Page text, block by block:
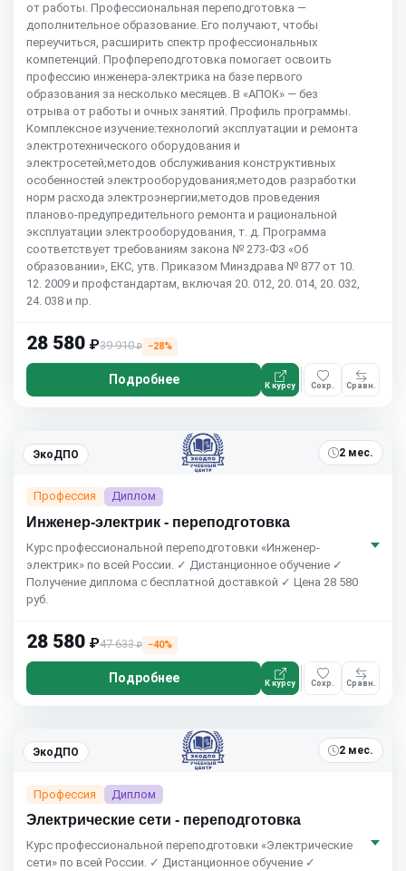
от работы. Профессиональная переподготовка —
дополнительное образование. Его получают, чтобы
переучиться, расширить спектр профессиональных
компетенций. Профпереподготовка помогает освоить
профессию инженера-электрика на базе первого
образования за несколько месяцев. В «АПОК» — без
отрыва от работы и очных занятий. Профиль программы.
Комплексное изучение:технологий эксплуатации и ремонта
электротехнического оборудования и
электросетей;методов обслуживания конструктивных
особенностей электрооборудования;методов разработки
норм расхода электроэнергии;методов проведения
планово-предупредительного ремонта и рациональной
эксплуатации электрооборудования, т. д. Программа
соответствует требованиям закона № 273-ФЗ «Об
образовании», ЕКС, утв. Приказом Минздрава № 877 от 10.
12. 2009 и профстандартам, включая 20. 012, 20. 014, 20. 032,
24. 038 и пр.
28 580 ₽39 910₽ −28%
Подробнее К курсу Сохр. Сравн.
ЭкоДПО 2 мес.
Профессия Диплом
Инженер-электрик - переподготовка
Курс профессиональной переподготовки «Инженер-
электрик» по всей России. ✓ Дистанционное обучение ✓
Получение диплома с бесплатной доставкой ✓ Цена 28 580
руб.
28 580 ₽47 633₽ −40%
Подробнее К курсу Сохр. Сравн.
ЭкоДПО 2 мес.
Профессия Диплом
Электрические сети - переподготовка
Курс профессиональной переподготовки «Электрические
сети» по всей России. ✓ Дистанционное обучение ✓